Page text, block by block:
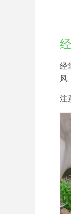
经
风
注